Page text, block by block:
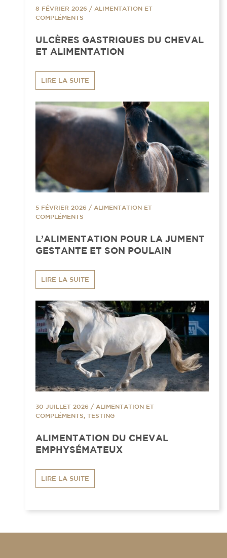
8 FÉVRIER 2026 / ALIMENTATION ET
COMPLÉMENTS
ULCÈRES GASTRIQUES DU CHEVAL
ET ALIMENTATION
LIRE LA SUITE
5 FÉVRIER 2026 / ALIMENTATION ET
COMPLÉMENTS
L’ALIMENTATION POUR LA JUMENT
GESTANTE ET SON POULAIN
LIRE LA SUITE
30 JUILLET 2026 / ALIMENTATION ET
COMPLÉMENTS, TESTING
ALIMENTATION DU CHEVAL
EMPHYSÉMATEUX
LIRE LA SUITE